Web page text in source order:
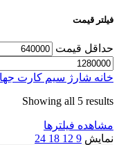
فیلتر قیمت
حداقل قیمت
خانه شارژ سیم کارت
Showing all 5 results
مشاهده فیلترها
نمایش 9
12
18
24